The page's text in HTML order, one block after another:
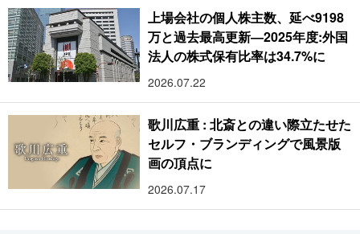
上場会社の個人株主数、延べ9198
万と過去最高更新―2025年度:外国
法人の株式保有比率は34.7%に
2026.07.22
歌川広重 : 北斎との違い際立たせた
セルフ・ブランディングで風景版
画の頂点に
2026.07.17